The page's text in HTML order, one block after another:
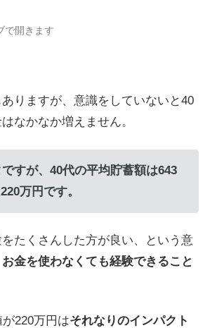
で開きます
りますが、意識をしていないと40
なかなか増えません。
すが、40代の平均貯蓄額は643
万円です。
たくさんした方が良い、という意
お金を使わなくても経験できること
220万円はそれなりのインパクト